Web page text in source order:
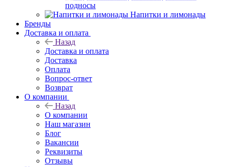
подносы
Напитки и лимонады
Бренды
Доставка и оплата
Назад
Доставка и оплата
Доставка
Оплата
Вопрос-ответ
Возврат
О компании
Назад
О компании
Наш магазин
Блог
Вакансии
Реквизиты
Отзывы